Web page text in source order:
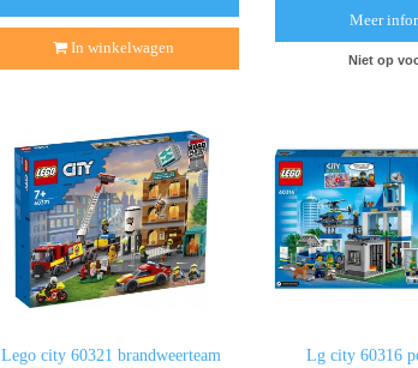
In winkelwagen
Meer
Niet op
Lego city 60321 brandweerteam Lg city 60316